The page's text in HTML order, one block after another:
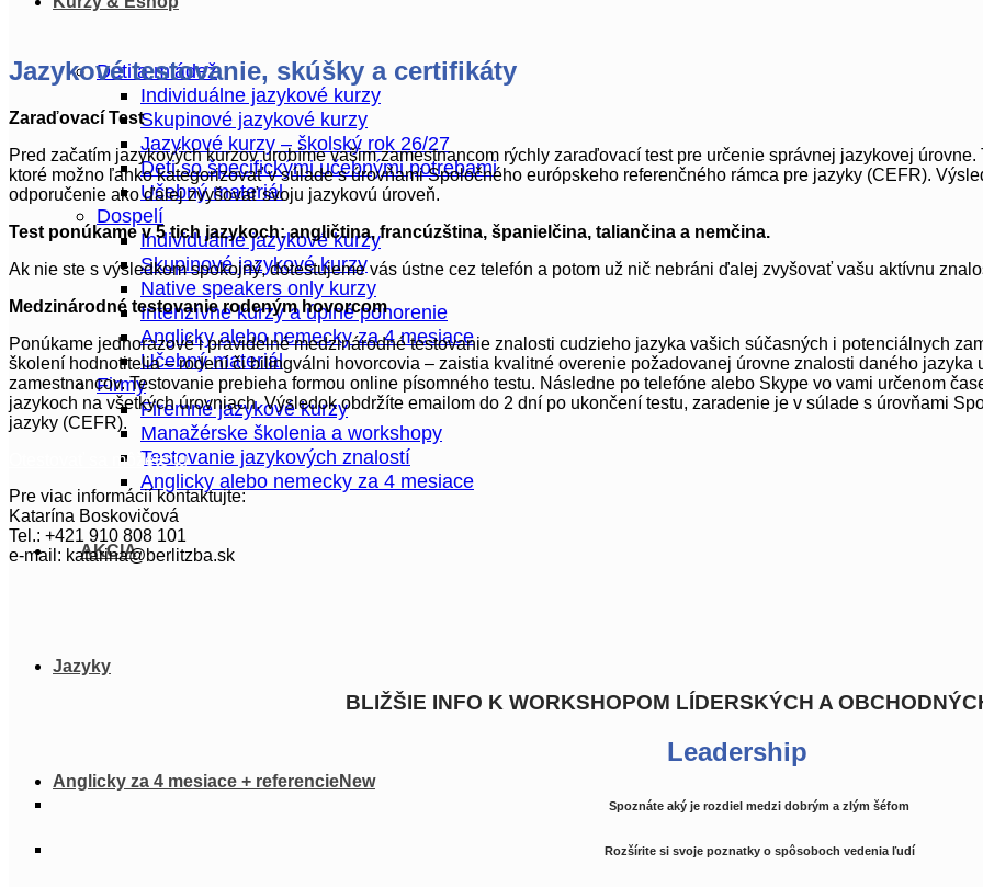
Deti a mládež
Individuálne jazykové kurzy
Skupinové jazykové kurzy
Jazykové kurzy – školský rok 26/27
Deti so špecifickými učebnými potrebami
Učebný materiál
Dospelí
Individuálne jazykové kurzy
Skupinové jazykové kurzy
Native speakers only kurzy
Intenzívne kurzy a úplné ponorenie
Anglicky alebo nemecky za 4 mesiace
Učebný materiál
Firmy
Firemné jazykové kurzy
Manažérske školenia a workshopy
Testovanie jazykových znalostí
Anglicky alebo nemecky za 4 mesiace
AKCIA
Jazyky
Anglicky za 4 mesiace + referencie
Jazykové testovanie, skúšky a certifikáty
Zaraďovací Test
Pred začatím jazykových kurzov urobíme vašim zamestnancom rýchly zaraďovací test pre určenie správnej jazykovej
ktoré možno ľahko kategorizovať v súlade s úrovňami Spoločného európskeho referenčného rámca pre jazyky (CEFR).
odporučenie ako ďalej zvyšovať svoju jazykovú úroveň.
Test ponúkame v 5 tich jazykoch: angličtina, francúzština, španielčina, taliančina a nemčina.
Ak nie ste s výsledkom spokojný, dotestujeme vás ústne cez telefón a potom už nič nebráni ďalej zvyšovať vašu aktívnu
Medzinárodné testovanie rodeným hovorcom
Ponúkame jednorazové i pravidelné medzinárodné testovanie znalosti cudzieho jazyka vašich súčasných i potenciálnych
školení hodnotitelia – rodení či bilingválni hovorcovia – zaistia kvalitné overenie požadovanej úrovne znalosti daného jazyka
zamestnancov. Testovanie prebieha formou online písomného testu. Následne po telefóne alebo Skype vo vami určenom
jazykoch na všetkých úrovniach. Výsledok obdržíte emailom do 2 dní po ukončení testu, zaradenie je v súlade s úrovňami
jazyky (CEFR).
Otestovať sa môžete tu
Pre viac informácií kontaktujte:
Katarína Boskovičová
Tel.: +421 910 808 101
e-mail: katarina@berlitzba.sk
BLIŽŠIE INFO K WORKSHOPOM LÍDERSKÝCH A
Leadership
Spoznáte aký je rozdiel medzi dobrým a zlým šéfom
Rozšírite si svoje poznatky o spôsoboch vedenia ľudí